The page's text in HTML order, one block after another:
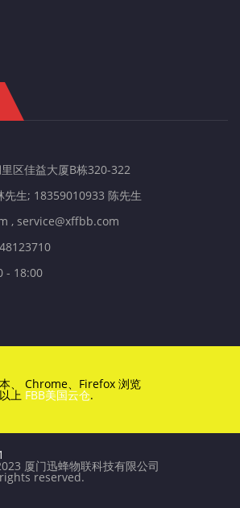
区佳益大厦B栋320-322
先生; 18359010933 陈先生
, service@xffbb.com
- 18:00
、 Chrome、Firefox 浏览
上 FBB美国云仓.
厦门迅蜂物联科技有限公司
reserved.